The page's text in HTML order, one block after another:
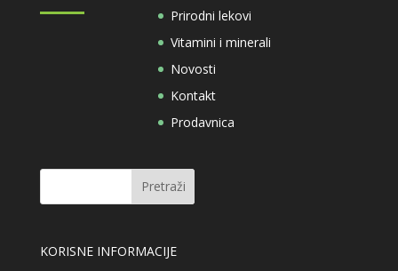
Prirodni lekovi
Vitamini i minerali
Novosti
Kontakt
Prodavnica
KORISNE INFORMACIJE